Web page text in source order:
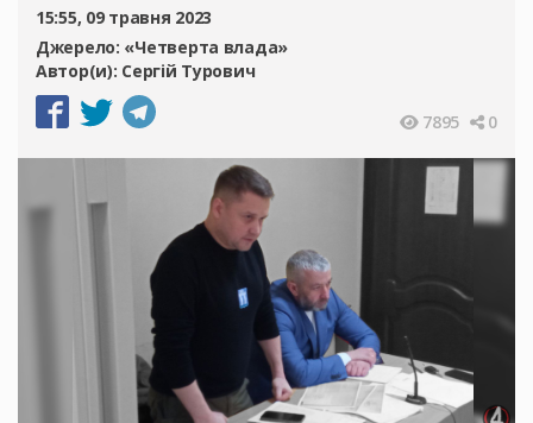
15:55, 09 травня 2023
Джерело: «Четверта влада»
Автор(и): Сергій Турович
7895 0